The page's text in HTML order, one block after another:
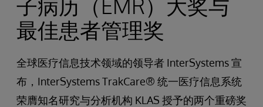
子病历（EMR）大奖与
最佳患者管理奖
全球医疗信息技术领域的领导者 InterSystems 宣
布，InterSystems TrakCare® 统一医疗信息系统
荣膺知名研究与分析机构 KLAS 授予的两个重磅奖